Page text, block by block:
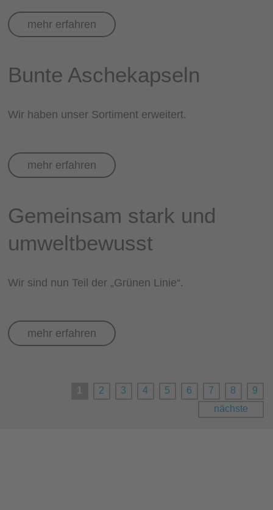
mehr erfahren
Bunte Aschekapseln
Wir haben unser Sortiment erweitert.
mehr erfahren
Gemeinsam stark und
umweltbewusst
Wir sind nun Teil der „Grünen Linie“.
mehr erfahren
2 3 4 5 6 7 8
9
nächste